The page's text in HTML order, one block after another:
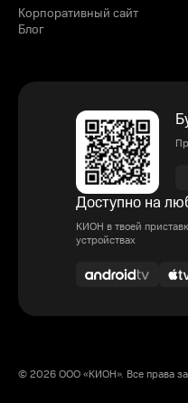
Корпоративный сайт
Блог
Доступно на
КИОН в твоей
устройствах
© 2026 ООО «КИОН». Все права